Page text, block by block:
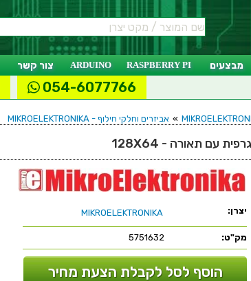
מבצעים RASPBERRY PI
ARDUINO צור קשר
054-6077766
» אביזרים וחלקי חילוף - MIKROELEKTRONIKA
יצרן: MIKROELEKTRONIKA
מק"ט: 5751632
הוסף לסל לקבלת הצעת מחיר